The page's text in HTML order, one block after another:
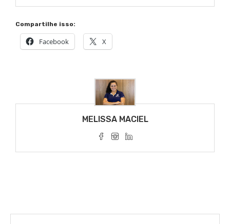
Compartilhe isso:
Facebook X
MELISSA MACIEL